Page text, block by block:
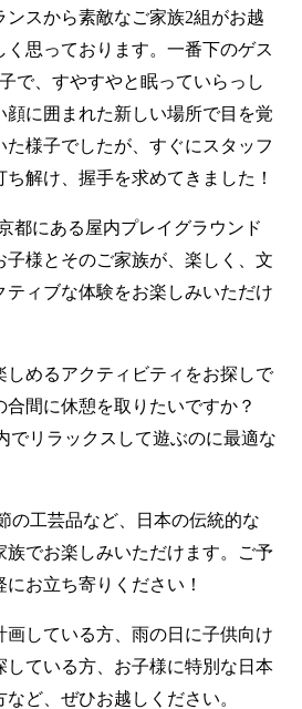
ンスから素敵なご家族2組がお越
く思っております。一番下のゲス
で、すやすやと眠っていらっし
顔に囲まれた新しい場所で目を覚
た様子でしたが、すぐにスタッフ
解け、握手を求めてきました！
都にある屋内プレイグラウンド
子様とそのご家族が、楽しく、文
ティブな体験をお楽しみいただけ
しめるアクティビティをお探しで
間に休憩を取りたいですか？
でリラックスして遊ぶのに最適な
の工芸品など、日本の伝統的な
族でお楽しみいただけます。ご予
お立ち寄りください！
画している方、雨の日に子供向け
している方、お子様に特別な日本
ど、ぜひお越しください。